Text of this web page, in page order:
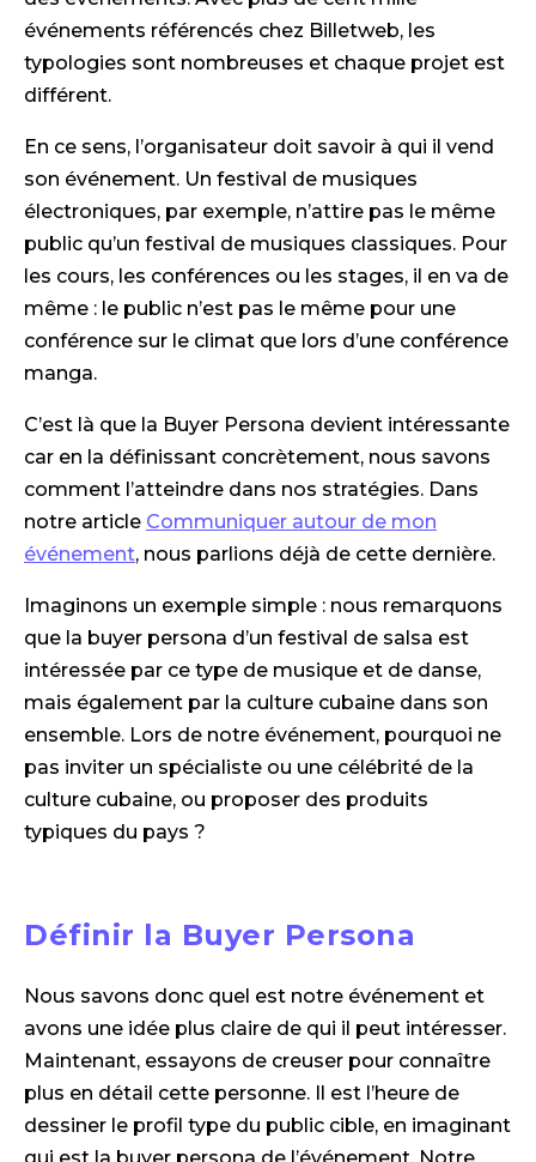
événements référencés chez Billetweb, les
typologies sont nombreuses et chaque projet est
différent.
En ce sens, l’organisateur doit savoir à qui il vend
son événement. Un festival de musiques
électroniques, par exemple, n’attire pas le même
public qu’un festival de musiques classiques. Pour
les cours, les conférences ou les stages, il en va de
même : le public n’est pas le même pour une
conférence sur le climat que lors d’une conférence
manga.
C’est là que la Buyer Persona devient intéressante
car en la définissant concrètement, nous savons
comment l’atteindre dans nos stratégies. Dans
notre article Communiquer autour de mon
événement, nous parlions déjà de cette dernière.
Imaginons un exemple simple : nous remarquons
que la buyer persona d’un festival de salsa est
intéressée par ce type de musique et de danse,
mais également par la culture cubaine dans son
ensemble. Lors de notre événement, pourquoi ne
pas inviter un spécialiste ou une célébrité de la
culture cubaine, ou proposer des produits
typiques du pays ?
Définir la Buyer Persona
Nous savons donc quel est notre événement et
avons une idée plus claire de qui il peut intéresser.
Maintenant, essayons de creuser pour connaître
plus en détail cette personne. Il est l’heure de
dessiner le profil type du public cible, en imaginant